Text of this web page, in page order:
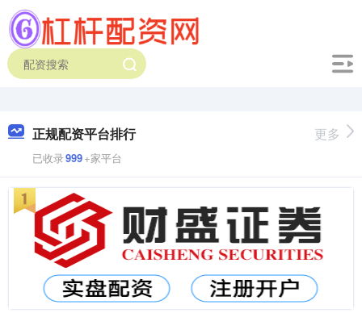
正规配资平台排行
已收录999+家平台
更多